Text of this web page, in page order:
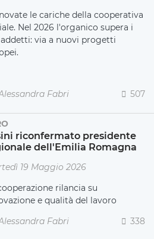
le cariche della cooperativa
Nel 2026 l'organico supera i
addetti: via a nuovi progetti
Fabri 507
riconfermato presidente
dell'Emilia Romagna
19 Maggio 2026
rilancia su
e qualità del lavoro
Fabri
338